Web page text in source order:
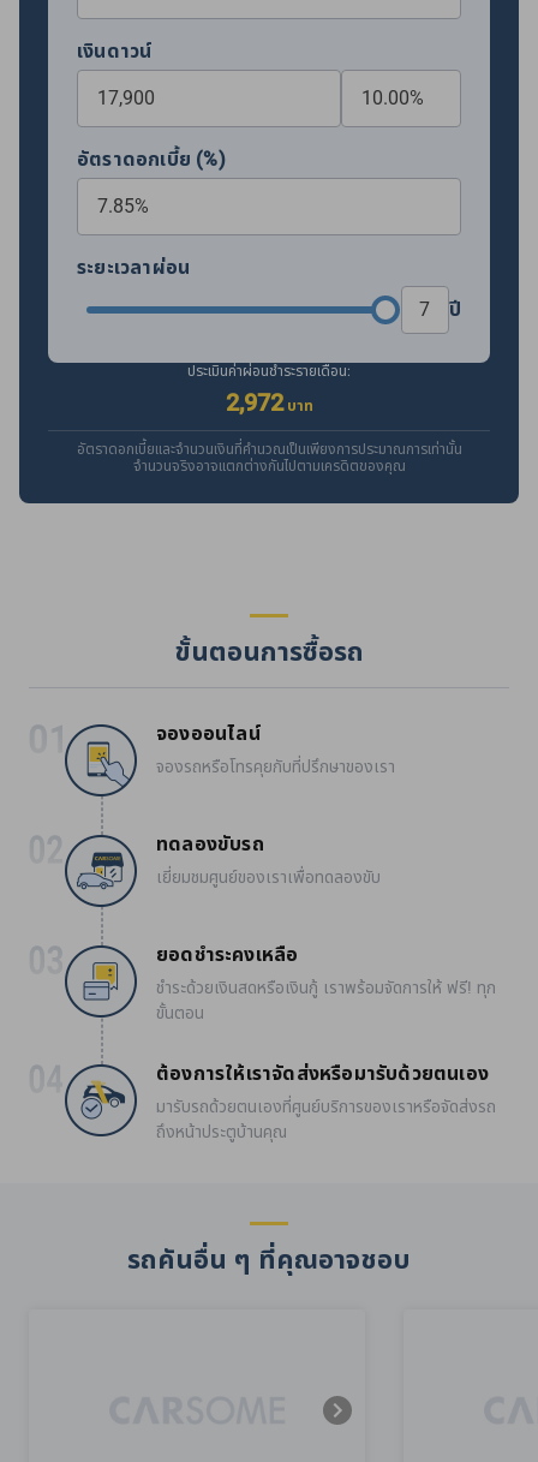
เงินดาวน์
อัตราดอกเบี้ย (%)
ระยะเวลาผ่อน
ปี
ประเมินค่าผ่อนชำระรายเดือน:
2,972 บาท
อัตราดอกเบี้ยและจำนวนเงินที่คำนวณเป็นเพียงการประมาณการเท่านั้น
จำนวนจริงอาจแตกต่างกันไปตามเครดิตของคุณ
ขั้นตอนการซื้อรถ
จองออนไลน์
จองรถหรือโทรคุยกับที่ปรึกษาของเรา
ทดลองขับรถ
เยี่ยมชมศูนย์ของเราเพื่อทดลองขับ
ยอดชำระคงเหลือ
ชำระด้วยเงินสดหรือเงินกู้ เราพร้อมจัดการให้ ฟรี! ทุก
ขั้นตอน
ต้องการให้เราจัดส่งหรือมารับด้วยตนเอง
มารับรถด้วยตนเองที่ศูนย์บริการของเราหรือจัดส่งรถ
ถึงหน้าประตูบ้านคุณ
รถคันอื่น ๆ ที่คุณอาจชอบ